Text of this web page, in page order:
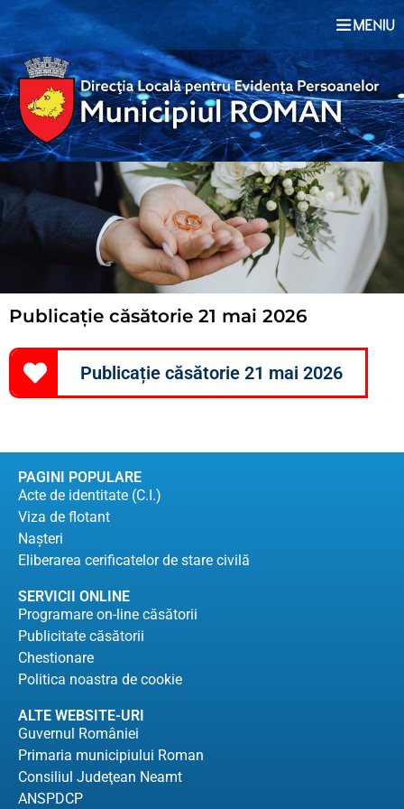
Publicație căsătorie 21 mai 2026
Publicație căsătorie 21 mai 2026
PAGINI POPULARE
Acte de identitate (C.I.)
Viza de flotant
Naşteri
Eliberarea cerificatelor de stare civilă
SERVICII ONLINE
Programare on-line căsătorii
Publicitate căsătorii
Chestionare
Politica noastra de cookie
ALTE WEBSITE-URI
Guvernul României
Primaria municipiului Roman
Consiliul Judeţean Neamt
ANSPDCP